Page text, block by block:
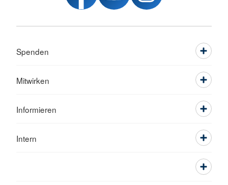
Spenden
Mitwirken
Informieren
Intern